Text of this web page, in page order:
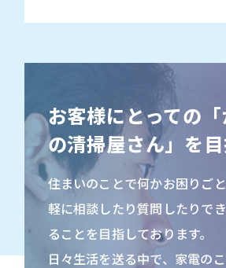
お客様にとっての
の清掃屋さん」を目
住まいのことで何かお困りご
軽に相談したり質問したりで
ることを目指しております。
日々生活を送る中で、家電の